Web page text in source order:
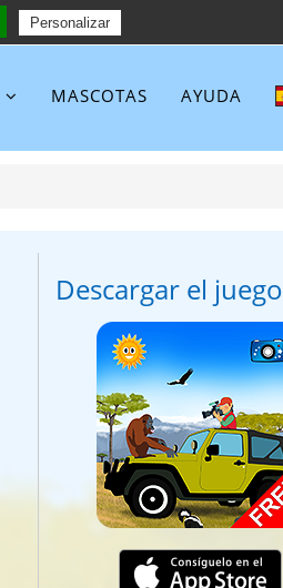
MASCOTAS AYUDA
Descargar el juego
Personalizar